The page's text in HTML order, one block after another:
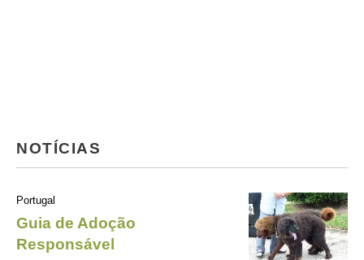
NOTÍCIAS
Portugal
Guia de Adoção
Responsável